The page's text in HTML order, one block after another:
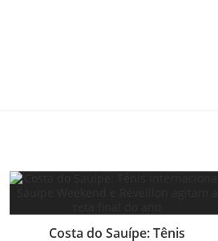
Costa do Sauípe: Tênis